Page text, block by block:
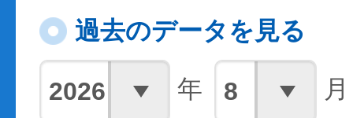
過去のデータを見る
年 月